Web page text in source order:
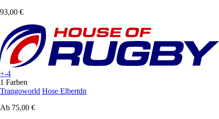
93,00 €
+-4
1 Farben
Trangoworld Hose Elbertdn
Ab 75,00 €